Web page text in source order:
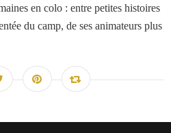
en colo : entre petites histoires
du camp, de ses animateurs plus